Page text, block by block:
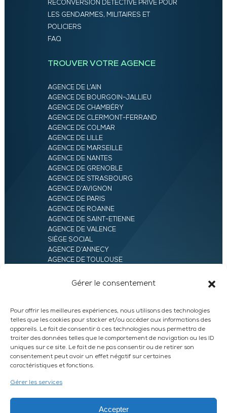
Gérer le consentement
Pour offrir les meilleures expériences, nous utilisons des technologies
telles que les cookies pour stocker et/ou accéder aux informations des
appareils. Le fait de consentir à ces technologies nous permettra de
traiter des données telles que le comportement de navigation ou les ID
uniques sur ce site. Le fait de ne pas consentir ou de retirer son
consentement peut avoir un effet négatif sur certaines
caractéristiques et fonctions.
Gérer les services
Accepter
RECONVERSION DÉTECTIVE PRIVÉ POUR
LES GENDARMES, MILITAIRES ET
POLICIERS
FAQ
TROUVER VOTRE AGENCE
AGENCE DE L’AIN
AGENCE DE BOURGOIN-JALLIEU
AGENCE DE CHAMBÉRY
AGENCE DE CLERMONT-FERRAND
AGENCE DE COLMAR
AGENCE DE LILLE
AGENCE DE MARSEILLE
AGENCE DE NANTES
AGENCE DE GRENOBLE
AGENCE DE STRASBOURG
AGENCE D’AVIGNON
AGENCE DE PARIS
AGENCE DE ROANNE
AGENCE DE SAINT-ETIENNE
AGENCE DE VALENCE
SIÈGE SOCIAL
AGENCE D’ANNECY
AGENCE DE TOULOUSE
AGENCE D’ORLÉANS